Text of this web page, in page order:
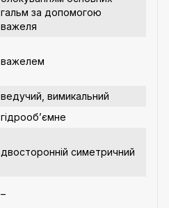
гальм за допомогою
важеля
важелем
ведучий, вимикальний
гідрооб’ємне
двосторонній симетричний
–